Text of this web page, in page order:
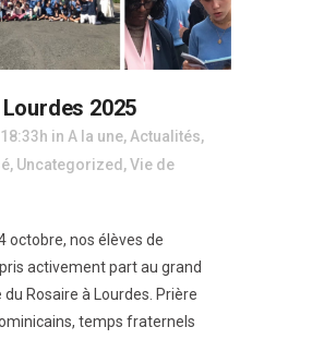
Lourdes 2025
in A la une,Actualités,
, Uncategorized ,Vie de
octobre, nos élèves de
activement part au grand
Rosaire à Lourdes. Prière
temps fraternels